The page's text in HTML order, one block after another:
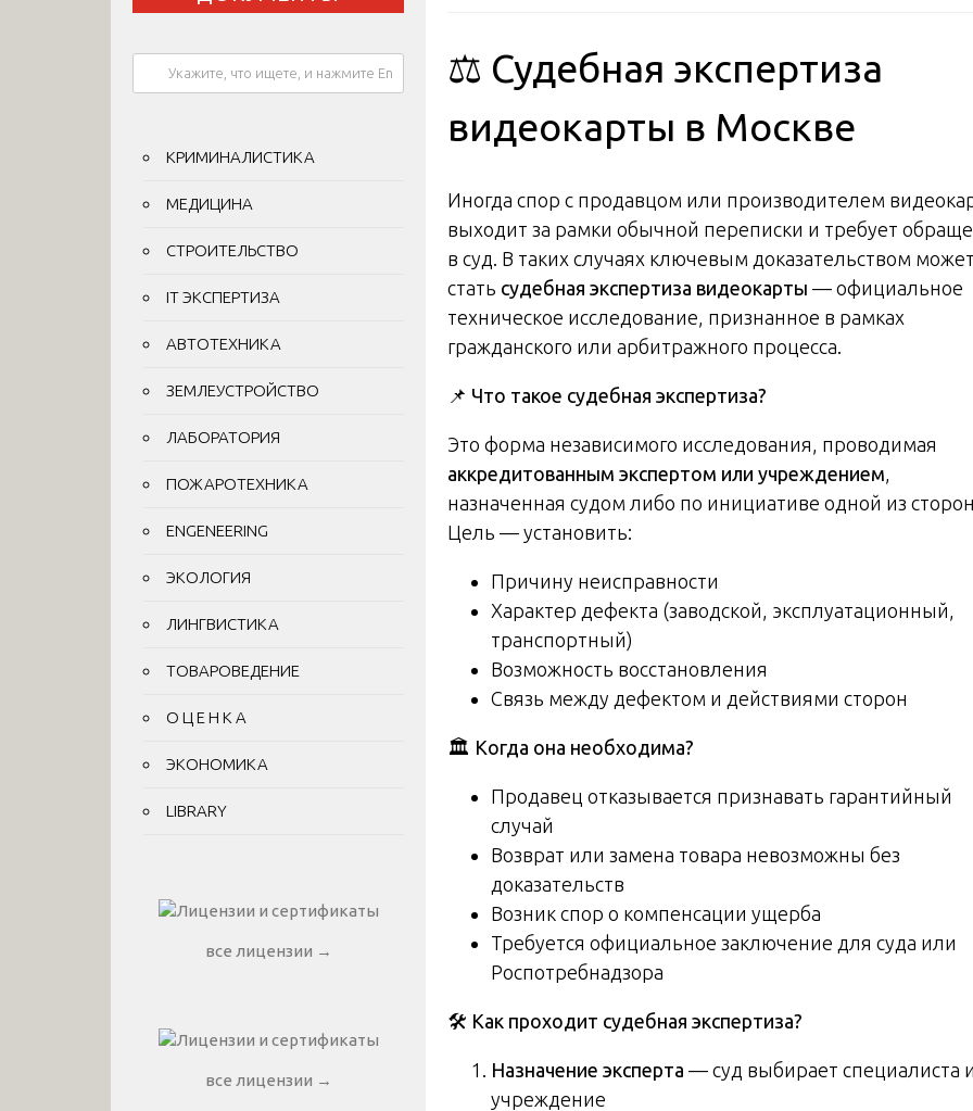
⚖️ Судебная экспертиза
видеокарты в Москве
Иногда спор с продавцом или производителем
выходит за рамки обычной переписки и требует
в суд. В таких случаях ключевым доказательством
стать судебная экспертиза видеокарты — официальное
техническое исследование, признанное в рамках
гражданского или арбитражного процесса.
📌 Что такое судебная экспертиза?
Это форма независимого исследования, проводимая
аккредитованным экспертом или учреждением
назначенная судом либо по инициативе одной из
Цель — установить:
Причину неисправности
Характер дефекта (заводской, эксплуатационный,
транспортный)
Возможность восстановления
Связь между дефектом и действиями сторон
🏛 ️ Когда она необходима?
Продавец отказывается признавать гарантийный
случай
Возврат или замена товара невозможны без
доказательств
Возник спор о компенсации ущерба
Требуется официальное заключение для суда или
Роспотребнадзора
🛠 ️ Как проходит судебная экспертиза?
Назначение эксперта — суд выбирает специалиста
учреждение
КРИМИНАЛИСТИКА
МЕДИЦИНА
СТРОИТЕЛЬСТВО
IT ЭКСПЕРТИЗА
АВТОТЕХНИКА
ЗЕМЛЕУСТРОЙСТВО
ЛАБОРАТОРИЯ
ПОЖАРОТЕХНИКА
ENGENEERING
ЭКОЛОГИЯ
ЛИНГВИСТИКА
ТОВАРОВЕДЕНИЕ
О Ц Е Н К А
ЭКОНОМИКА
LIBRARY
все лицензии →
все лицензии →